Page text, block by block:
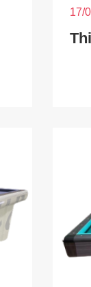
17/